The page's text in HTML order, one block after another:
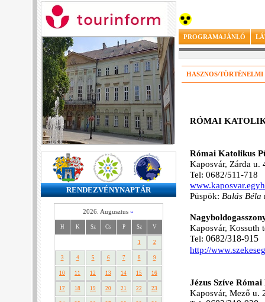
RENDEZVÉNYNAPTÁR
2026. Augusztus »
H K Sz Cs P Sz V
1 2
3 4 5 6 7 8 9
10 11 12 13 14 15 16
17 18 19 20 21 22 23
PROGRAMAJÁNLÓ
HASZNOS/
RÓMAI
Római Katolikus
Kaposvár, Zárda u.
Tel: 0682/511-718
Püspök: Balás Béla
Kaposvár, Kossuth
Tel: 0682/318-915
http://
Jézus Szíve
Kaposvár, Mező u.